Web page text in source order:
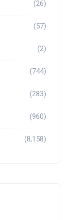
(26)
(57)
(2)
(744)
(283)
(960)
(8,158)